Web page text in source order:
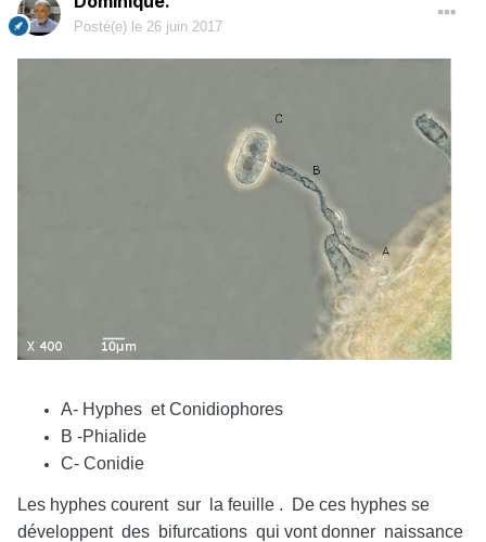
Posté(e) le 26 juin 2017
A- Hyphes et Conidiophores
B -Phialide
C- Conidie
Les hyphes courent sur la feuille . De ces hyphes se
développent des bifurcations qui vont donner naissance